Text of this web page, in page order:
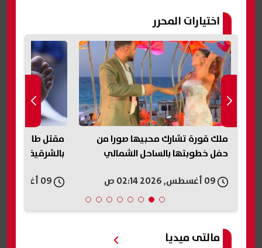
اختيارات المحرر
ملك قورة تشارك محبيها صورا من
حفل خطوبتها بالساحل الشمالي
مقتل طالب
بالشرقية..
مالتى ميديا